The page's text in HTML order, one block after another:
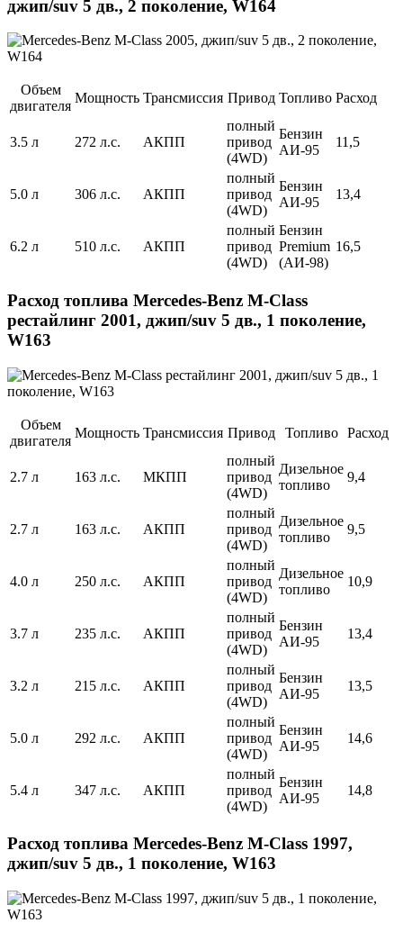
джип/suv 5 дв., 2 поколение, W164
Объем
двигателя
Мощность Трансмиссия Привод Топливо Расход
3.5 л 272 л.с. АКПП
полный
привод
(4WD)
Бензин
АИ-95
11,5
5.0 л 306 л.с. АКПП
полный
привод
(4WD)
Бензин
АИ-95
13,4
6.2 л 510 л.с. АКПП
полный
привод
(4WD)
Бензин
Premium
(АИ-98)
16,5
Расход топлива Mercedes-Benz M-Class
рестайлинг 2001, джип/suv 5 дв., 1 поколение,
W163
Объем
двигателя
Мощность Трансмиссия Привод Топливо Расход
2.7 л 163 л.с. МКПП
полный
привод
(4WD)
Дизельное
топливо
9,4
2.7 л 163 л.с. АКПП
полный
привод
(4WD)
Дизельное
топливо
9,5
4.0 л 250 л.с. АКПП
полный
привод
(4WD)
Дизельное
топливо
10,9
3.7 л 235 л.с. АКПП
полный
привод
(4WD)
Бензин
АИ-95
13,4
3.2 л 215 л.с. АКПП
полный
привод
(4WD)
Бензин
АИ-95
13,5
5.0 л 292 л.с. АКПП
полный
привод
(4WD)
Бензин
АИ-95
14,6
5.4 л 347 л.с. АКПП
полный
привод
(4WD)
Бензин
АИ-95
14,8
Расход топлива Mercedes-Benz M-Class 1997,
джип/suv 5 дв., 1 поколение, W163